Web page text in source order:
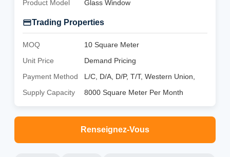
Product Model
Glass Window
Trading Properties
MOQ
10 Square Meter
Unit Price
Demand Pricing
Payment Method
L/C, D/A, D/P, T/T, Western Union,
Supply Capacity
8000 Square Meter Per Month
Renseignez-Vous